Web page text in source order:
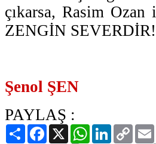
çıkarsa, Rasim
ZENGİN
Şenol ŞEN
PAYLAŞ :
PaylaşFacebook
X WhatsAppLinkedIn
Copy
Link